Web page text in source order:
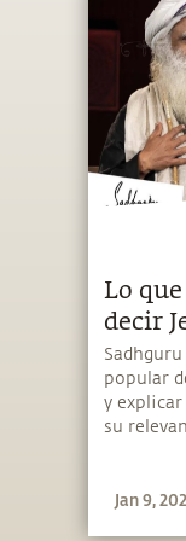
Lo
decir
otra
popular
y
su
Jan 9,